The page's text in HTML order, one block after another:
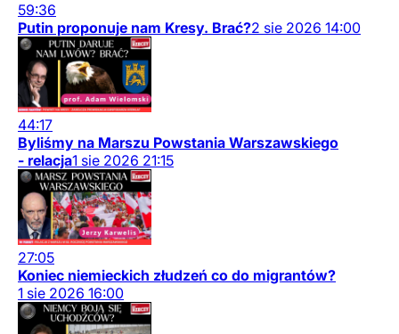
59:36
Putin proponuje nam Kresy. Brać?2 sie 2026 14:00
44:17
Byliśmy na Marszu Powstania Warszawskiego
- relacja1 sie 2026 21:15
27:05
Koniec niemieckich złudzeń co do migrantów?
1 sie 2026 16:00